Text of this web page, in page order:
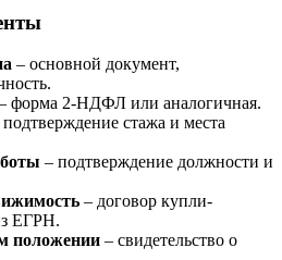
– основной документ,
форма 2-НДФЛ или аналогичная.
подтверждение стажа и места
– подтверждение должности и
– договор купли-
ЕГРН.
положении – свидетельство о